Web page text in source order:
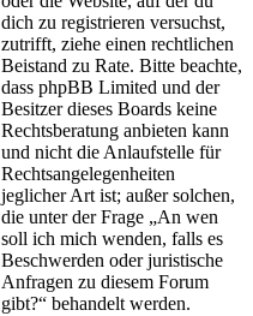
dich zu registrieren versuchst,
zutrifft, ziehe einen rechtlichen
Beistand zu Rate. Bitte beachte,
dass phpBB Limited und der
Besitzer dieses Boards keine
Rechtsberatung anbieten kann
und nicht die Anlaufstelle für
Rechtsangelegenheiten
jeglicher Art ist; außer solchen,
die unter der Frage „An wen
soll ich mich wenden, falls es
Beschwerden oder juristische
Anfragen zu diesem Forum
gibt?“ behandelt werden.